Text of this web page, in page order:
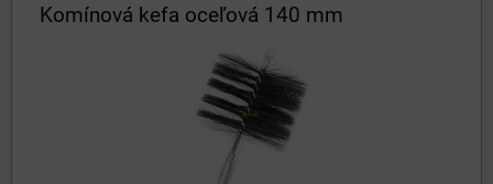
Komínová kefa oceľová 140 mm